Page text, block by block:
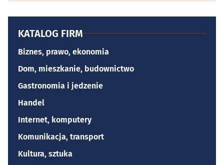
KATALOG FIRM
Biznes, prawo, ekonomia
Dom, mieszkanie, budownictwo
Gastronomia i jedzenie
Handel
Internet, komputery
Komunikacja, transport
Kultura, sztuka